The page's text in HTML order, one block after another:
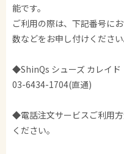
能です。
ご利用の際は、下記番号に
数などをお申し付けください
◆ShinQs シューズ カレイド
03-6434-1704(直通)
◆電話注文サービスご利用
ください。